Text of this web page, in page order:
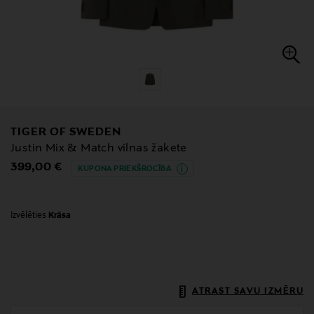
TIGER OF SWEDEN
Justin Mix & Match vilnas žakete
Original Price
399,00 € KUPONA PRIEKŠROCĪBA
Izvēlēties Krāsa
ATRAST SAVU IZMĒRU